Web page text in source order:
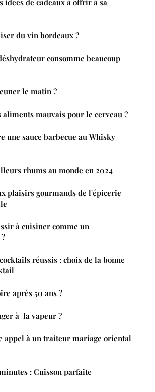
du vin bordeaux ?
consomme beaucoup
le matin ?
aliments mauvais pour le cerveau ?
une sauce barbecue au Whisky
rhums au monde en 2024
plaisirs gourmands de l'épicerie
à cuisiner comme un
réussis : choix de la bonne
après 50 ans ?
à la vapeur ?
appel à un traiteur mariage oriental
: Cuisson parfaite